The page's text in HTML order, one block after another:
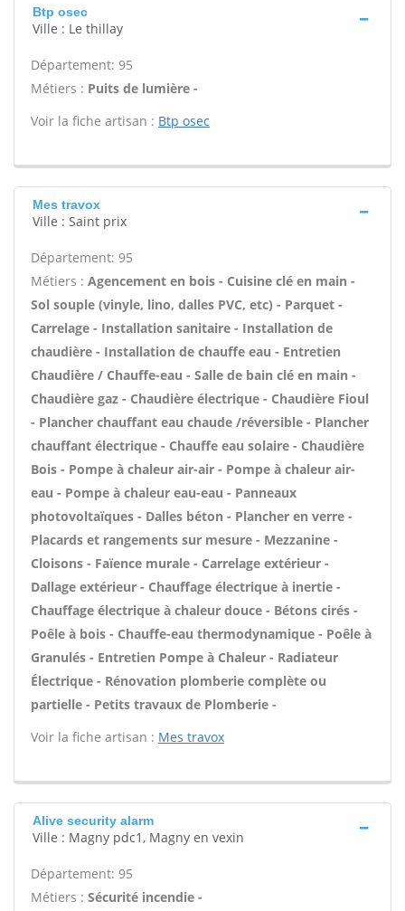
Btp osec
Ville : Le thillay
Département: 95
Métiers : Puits de lumière -
Voir la fiche artisan : Btp osec
Mes travox
Ville : Saint prix
Département: 95
Métiers : Agencement en bois - Cuisine clé en main -
Sol souple (vinyle, lino, dalles PVC, etc) - Parquet -
Carrelage - Installation sanitaire - Installation de
chaudière - Installation de chauffe eau - Entretien
Chaudière / Chauffe-eau - Salle de bain clé en main -
Chaudière gaz - Chaudière électrique - Chaudière Fioul
- Plancher chauffant eau chaude /réversible - Plancher
chauffant électrique - Chauffe eau solaire - Chaudière
Bois - Pompe à chaleur air-air - Pompe à chaleur air-
eau - Pompe à chaleur eau-eau - Panneaux
photovoltaïques - Dalles béton - Plancher en verre -
Placards et rangements sur mesure - Mezzanine -
Cloisons - Faïence murale - Carrelage extérieur -
Dallage extérieur - Chauffage électrique à inertie -
Chauffage électrique à chaleur douce - Bétons cirés -
Poêle à bois - Chauffe-eau thermodynamique - Poêle à
Granulés - Entretien Pompe à Chaleur - Radiateur
Électrique - Rénovation plomberie complète ou
partielle - Petits travaux de Plomberie -
Voir la fiche artisan : Mes travox
Alive security alarm
Ville : Magny pdc1, Magny en vexin
Département: 95
Métiers : Sécurité incendie -